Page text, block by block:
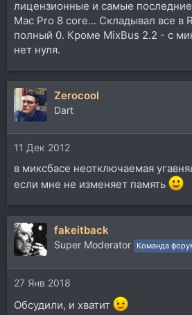
лицензионные и самые
Mac Pro 8 core... Складывал все в
полный 0. Кроме MixBus 2.2 - с
нет нуля.
Zerocool
Dart
11 Дек 2012
в миксбасе неотключаемая
если мне не изменяет память
fakeitback
Super Moderator Команда
27 Янв 2018
Обсудили, и хватит